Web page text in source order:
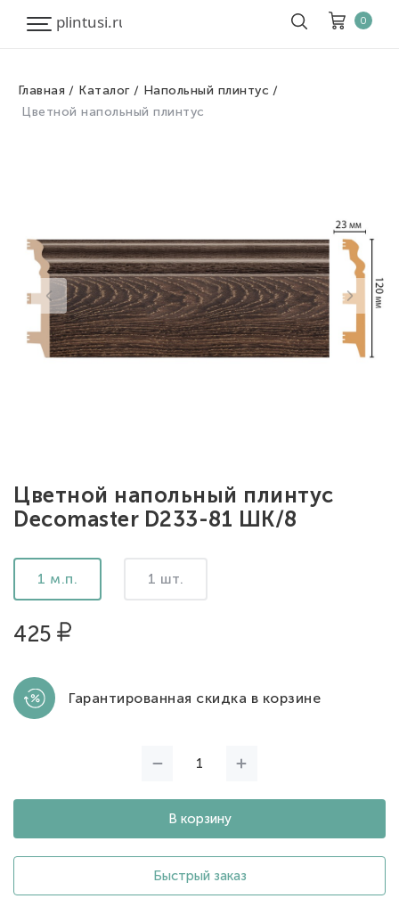
Корзина
0
0
Главная Каталог
Напольный плинтус
Цветной напольный плинтус
Цветной напольный плинтус
Decomaster D233-81 ШК/8
1 м.п. 1 шт.
425
Гарантированная скидка в корзине
В корзину
Быстрый заказ